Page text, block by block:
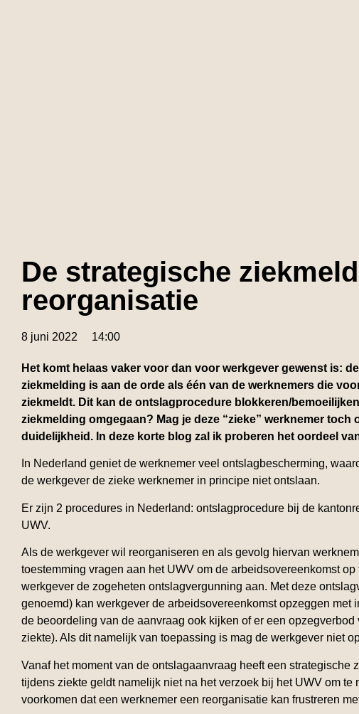
De strategische
reorganisatie
8 juni 2022 14:00
Het komt helaas vaker voor dan voor werkgever gewenst is:
ziekmelding is aan de orde als één van de werknemers die
ziekmeldt. Dit kan de ontslagprocedure blokkeren/
ziekmelding omgegaan? Mag je deze “zieke” werknemer
duidelijkheid. In deze korte blog zal ik proberen het oordeel
In Nederland geniet de werknemer veel ontslagbescherming,
de werkgever de zieke werknemer in principe niet ontslaan.
Er zijn 2 procedures in Nederland: ontslagprocedure bij de
UWV.
Als de werkgever wil reorganiseren en als gevolg hiervan
toestemming vragen aan het UWV om de arbeidsovereenkomst
werkgever de zogeheten ontslagvergunning aan. Met deze
genoemd) kan werkgever de arbeidsovereenkomst opzeggen
de beoordeling van de aanvraag ook kijken of er een
ziekte). Als dit namelijk van toepassing is mag de werkgever niet
Vanaf het moment van de ontslagaanvraag heeft een strategische
tijdens ziekte geldt namelijk niet na het verzoek bij het UWV om
voorkomen dat een werknemer een reorganisatie kan frustreren